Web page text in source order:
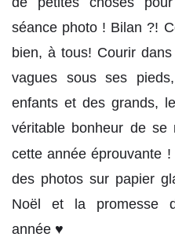
séance photo ! Bilan ?!
bien, à tous! Courir
vagues sous ses
enfants et des grands,
véritable bonheur de se
cette année éprouvante !
des photos sur papier
Noël et la promesse
année ♥